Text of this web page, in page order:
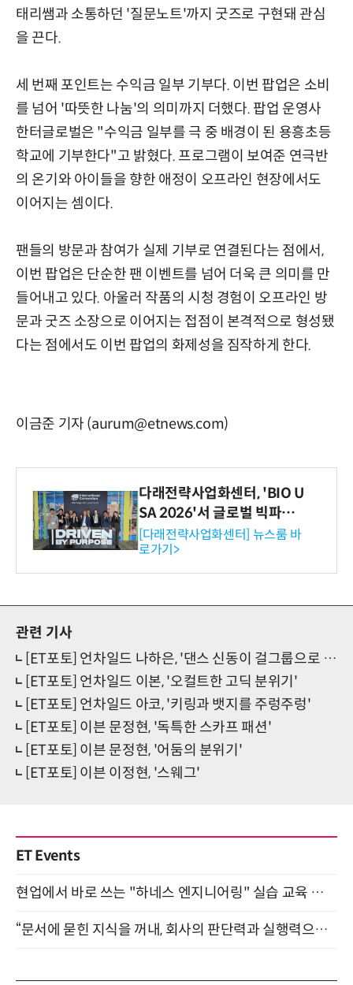
태리쌤과 소통하던 '질문노트'까지 굿즈로 구현돼 관심
을 끈다.
세 번째 포인트는 수익금 일부 기부다. 이번 팝업은 소비
를 넘어 '따뜻한 나눔'의 의미까지 더했다. 팝업 운영사
한터글로벌은 "수익금 일부를 극 중 배경이 된 용흥초등
학교에 기부한다"고 밝혔다. 프로그램이 보여준 연극반
의 온기와 아이들을 향한 애정이 오프라인 현장에서도
이어지는 셈이다.
팬들의 방문과 참여가 실제 기부로 연결된다는 점에서,
이번 팝업은 단순한 팬 이벤트를 넘어 더욱 큰 의미를 만
들어내고 있다. 아울러 작품의 시청 경험이 오프라인 방
문과 굿즈 소장으로 이어지는 접점이 본격적으로 형성됐
다는 점에서도 이번 팝업의 화제성을 짐작하게 한다.
이금준 기자 (aurum@etnews.com)
다래전략사업화센터, 'BIO U
SA 2026'서 글로벌 빅파마
와의 비즈니스 미팅 지원…K
-바이오 해외 진출 교두보 확
보
[다래전략사업화센터] 뉴스룸 바
로가기>
관련 기사
[ET포토] 언차일드 나하은, '댄스 신동이 걸그룹으로 데뷔'
[ET포토] 언차일드 이본, '오컬트한 고딕 분위기'
[ET포토] 언차일드 아코, '키링과 뱃지를 주렁주렁'
[ET포토] 이븐 문정현, '독특한 스카프 패션'
[ET포토] 이븐 문정현, '어둠의 분위기'
[ET포토] 이븐 이정현, '스웨그'
ET Events
현업에서 바로 쓰는 "하네스 엔지니어링" 실습 교육 워크숍 8월 20일 개최
“문서에 묻힌 지식을 꺼내, 회사의 판단력과 실행력으로 바꾸다” (8/20)